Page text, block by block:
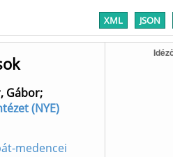
XML JSON
Gábor;
(NYE)
medencei